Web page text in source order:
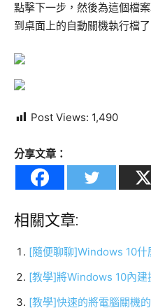
點擊下一步，然後為這個檔
到桌面上的自動關機執行檔了
Post Views: 1,490
分享文章：
相關文章:
[隨便聊聊]Windows 10什
[教學]將Windows 10內
[教學]快速的將電腦關機